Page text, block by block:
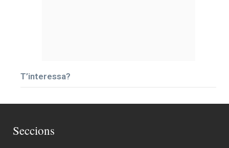
T’interessa?
Seccions